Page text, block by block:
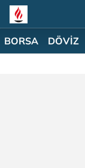
BORSA DÖVİZ